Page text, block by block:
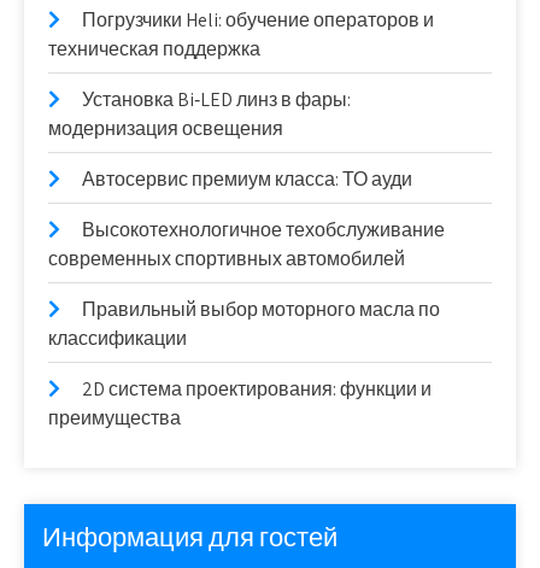
Погрузчики Heli: обучение операторов и
техническая поддержка
Установка Bi‑LED линз в фары:
модернизация освещения
Автосервис премиум класса: ТО ауди
Высокотехнологичное техобслуживание
современных спортивных автомобилей
Правильный выбор моторного масла по
классификации
2D система проектирования: функции и
преимущества
Информация для гостей